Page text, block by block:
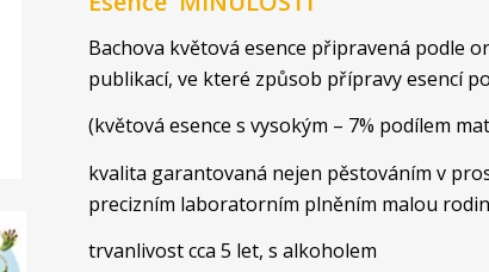
Bachova květová esence připravená podle
publikací, ve které způsob přípravy esencí
(květová esence s vysokým – 7% podílem
kvalita garantovaná nejen pěstováním v
precizním laboratorním plněním malou
trvanlivost cca 5 let, s alkoholem